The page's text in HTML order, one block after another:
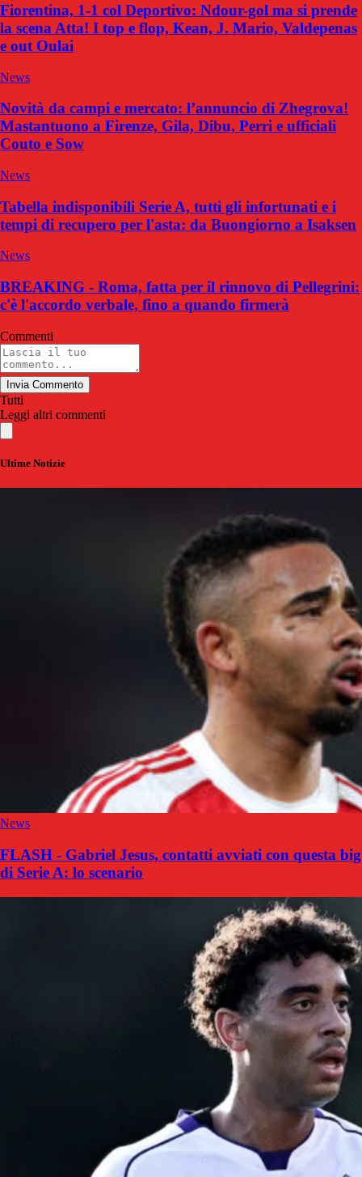
Fiorentina, 1-1 col Deportivo: Ndour-gol ma si prende
la scena Atta! I top e flop, Kean, J. Mario, Valdepenas
e out Oulai
News
Novità da campi e mercato: l’annuncio di Zhegrova!
Mastantuono a Firenze, Gila, Dibu, Perri e ufficiali
Couto e Sow
News
Tabella indisponibili Serie A, tutti gli infortunati e i
tempi di recupero per l'asta: da Buongiorno a Isaksen
News
BREAKING - Roma, fatta per il rinnovo di Pellegrini:
c'è l'accordo verbale, fino a quando firmerà
Commenti
Invia Commento
Tutti
Leggi altri commenti
Ultime Notizie
News
FLASH - Gabriel Jesus, contatti avviati con questa big
di Serie A: lo scenario